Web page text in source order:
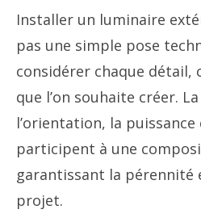
Installer un luminaire
pas une simple pose
considérer chaque détail,
que l’on souhaite créer.
l’orientation, la
participent à une
garantissant la pérennité
projet.